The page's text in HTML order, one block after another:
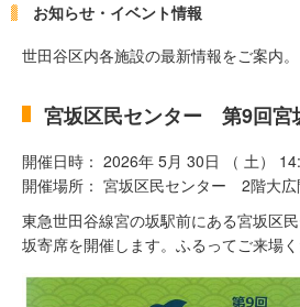
お知らせ・イベント情報
世田谷区内各施設の最新情報をご案内。
宮坂区民センター 第9回宮
開催日時： 2026年 5月 30日 （ 土）
開催場所： 宮坂区民センター 2階大広
東急世田谷線宮の坂駅前にある宮坂区
坂寄席を開催します。ふるってご来場く